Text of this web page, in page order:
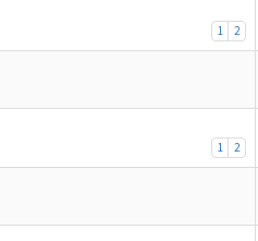
1 2
1 2